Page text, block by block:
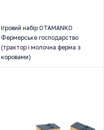
Ігровий набір OTAMANKO
Фермерське господарство
(трактор і молочна ферма з
коровами)